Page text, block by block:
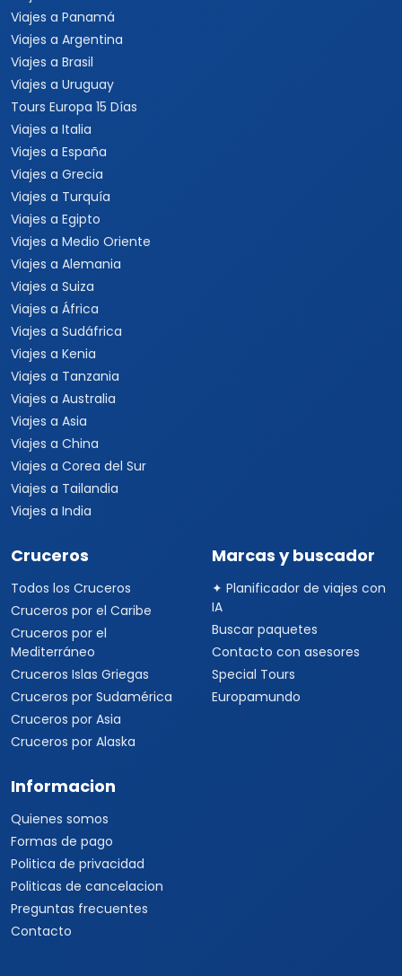
Viajes a Panamá
Viajes a Argentina
Viajes a Brasil
Viajes a Uruguay
Tours Europa 15 Días
Viajes a Italia
Viajes a España
Viajes a Grecia
Viajes a Turquía
Viajes a Egipto
Viajes a Medio Oriente
Viajes a Alemania
Viajes a Suiza
Viajes a África
Viajes a Sudáfrica
Viajes a Kenia
Viajes a Tanzania
Viajes a Australia
Viajes a Asia
Viajes a China
Viajes a Corea del Sur
Viajes a Tailandia
Viajes a India
Cruceros
Todos los Cruceros
Cruceros por el Caribe
Cruceros por el
Mediterráneo
Cruceros Islas Griegas
Cruceros por Sudamérica
Cruceros por Asia
Cruceros por Alaska
Marcas y buscador
✦ Planificador de viajes con
IA
Buscar paquetes
Contacto con asesores
Special Tours
Europamundo
Informacion
Quienes somos
Formas de pago
Politica de privacidad
Politicas de cancelacion
Preguntas frecuentes
Contacto